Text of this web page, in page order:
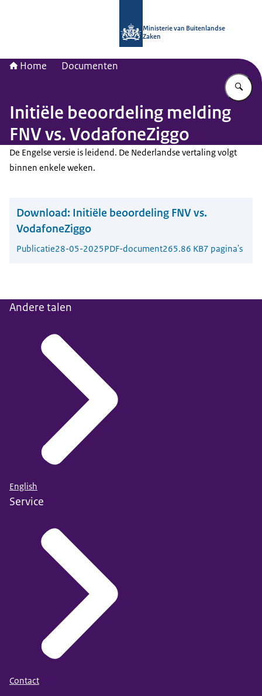
Ministerie van Buitenlandse
Zaken
Home Documenten
Initiële beoordeling melding
FNV vs. VodafoneZiggo
De Engelse versie is leidend. De Nederlandse vertaling volgt
binnen enkele weken.
Download: Initiële beoordeling FNV vs.
VodafoneZiggo
Publicatie28-05-2025PDF-document265.86 KB7 pagina's
Andere talen
English
Service
Contact